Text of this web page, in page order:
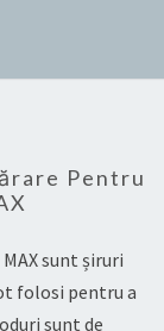
Pentru
sunt șiruri
folosi pentru a
sunt de